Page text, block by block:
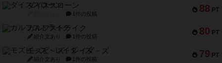
88 PT
ダイススローン
1件の投稿
80 PT
ガルフストライク
紹介文あり 1件の投稿
79 PT
モズビ－ズ・レイダ－ズ
紹介文あり 1件の投稿